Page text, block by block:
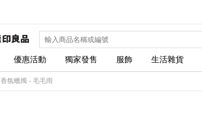
優惠活動 獨家發售 服飾 生活雜貨
香氛蠟燭 - 毛毛雨